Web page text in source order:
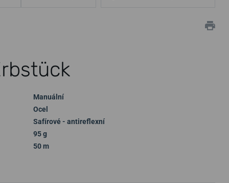
Manuální
Ocel
Safírové - antireflexní
95 g
50 m